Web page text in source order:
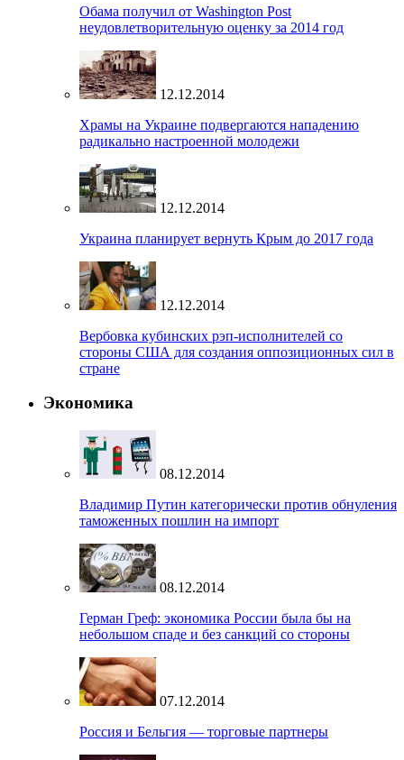
Обама получил от Washington Post
неудовлетворительную оценку за 2014 год
12.12.2014
Храмы на Украине подвергаются нападению
радикально настроенной молодежи
12.12.2014
Украина планирует вернуть Крым до 2017 года
12.12.2014
Вербовка кубинских рэп-исполнителей со
стороны США для создания оппозиционных сил в
стране
Экономика
08.12.2014
Владимир Путин категорически против обнуления
таможенных пошлин на импорт
08.12.2014
Герман Греф: экономика России была бы на
небольшом спаде и без санкций со стороны
07.12.2014
Россия и Бельгия — торговые партнеры